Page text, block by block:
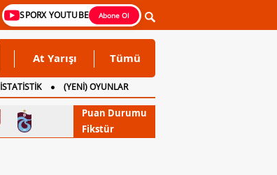
SPORX YOUTUBE Abone Ol
At Yarışı Tümü
İSTATİSTİK
(YENİ) OYUNLAR
Puan Durumu
Fikstür